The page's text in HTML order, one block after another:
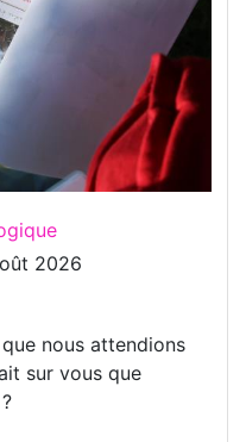
2026
nous attendions
sur vous que